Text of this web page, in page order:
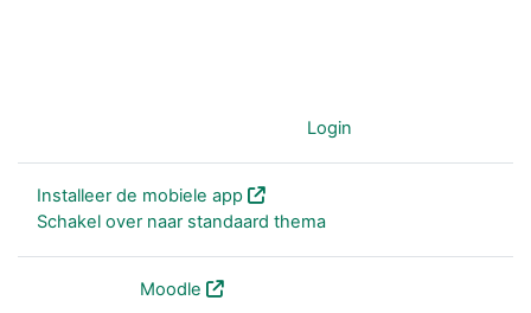
Login
Installeer de mobiele app
Schakel over naar standaard thema
Moodle